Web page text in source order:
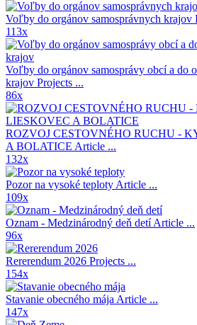
Voľby do orgánov samosprávnych krajov
113x
Voľby do orgánov samosprávy obcí a do
krajov Projects ...
86x
ROZVOJ CESTOVNÉHO RUCHU -
A BOLATICE Article ...
132x
Pozor na vysoké teploty Article ...
109x
Oznam - Medzinárodný deň detíArticle ...
96x
Rererendum 2026 Projects ...
154x
Stavanie obecného mája Article ...
147x